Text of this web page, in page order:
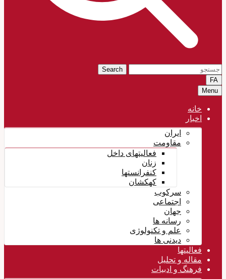
Search
FA
Menu
خانه
اخبار
ایران
مقاومت
فعالیتهای داخل
زنان
کنفرانستها
کهکشان
سرکوب
اجتماعی
جهان
رسانه ها
علم و تکنولوژی
دیدنی ها
فعالیتها
مقاله و تحلیل
فرهنگ و ادبیات